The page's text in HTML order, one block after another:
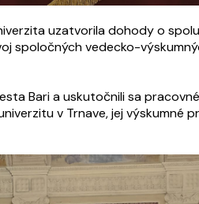
uzatvorila dohody o
spoločných vedecko-
Bari a uskutočnili sa
v Trnave, jej výskumné